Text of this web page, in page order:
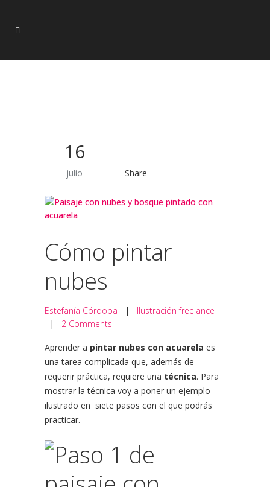
16
julio Share
Cómo pintar
nubes
Estefanía Córdoba | Ilustración freelance
| 2 Comments
Aprender a pintar nubes con acuarela es
una tarea complicada que, además de
requerir práctica, requiere una técnica. Para
mostrar la técnica voy a poner un ejemplo
ilustrado en siete pasos con el que podrás
practicar.